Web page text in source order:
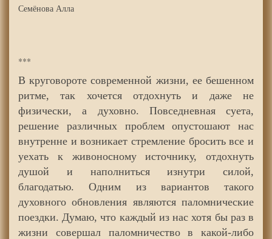
Семёнова Алла
***
В круговороте современной жизни, ее бешенном
ритме, так хочется отдохнуть и даже не
физически, а духовно. Повседневная суета,
решение различных проблем опустошают нас
внутренне и возникает стремление бросить все и
уехать к живоносному источнику, отдохнуть
душой и наполниться изнутри силой,
благодатью. Одним из вариантов такого
духовного обновления являются паломнические
поездки. Думаю, что каждый из нас хотя бы раз в
жизни совершал паломничество в какой-либо